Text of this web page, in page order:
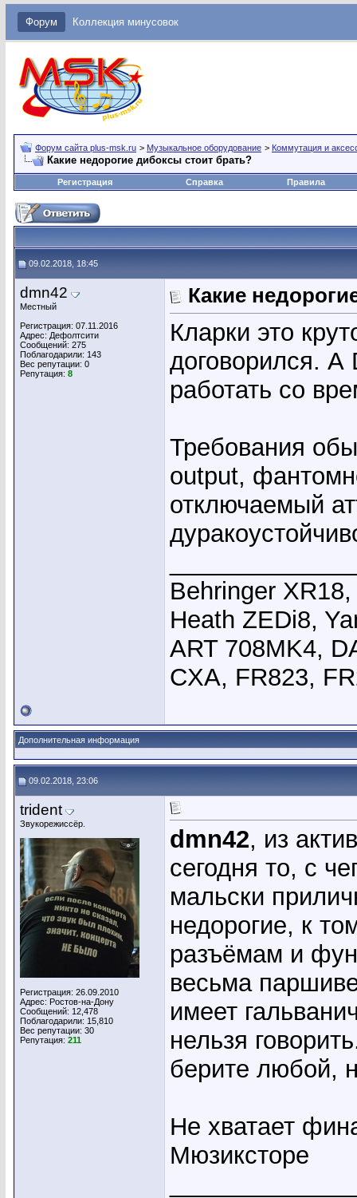
Форум Коллекция минусовок
Форум сайта plus-msk.ru > Музыкальное оборудование > Коммутация и
Какие недорогие дибоксы стоит брать?
Регистрация Справка Правила
09.02.2018, 18:45
dmn42
Местный
Регистрация: 07.11.2016
Адрес: Дефолтсити
Сообщений: 275
Поблагодарили: 143
Вес репутации: 0
Репутация: 8
Какие
Кларки это
договорился. А
работать со
Требования
output,
отключаемый
Behringer
Heath ZEDi8,
ART 708MK4,
CXA, FR823,
Дополнительная информация
09.02.2018, 23:06
trident
Звукорежиссёр.
Регистрация: 26.09.2010
Адрес: Ростов-на-Дону
Сообщений: 12,478
Поблагодарили: 15,810
Вес репутации: 30
Репутация: 211
dmn42, из
сегодня то, с
мальски
недорогие, к
разъёмам и
весьма
имеет
нельзя
берите любой,
Не хватает
Мюзиксторе